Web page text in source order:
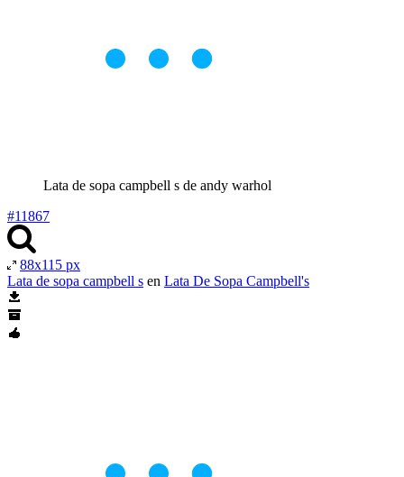
Lata de sopa campbell s de andy warhol
#11867
88x115 px
Lata de sopa campbell s en Lata De Sopa Campbell's